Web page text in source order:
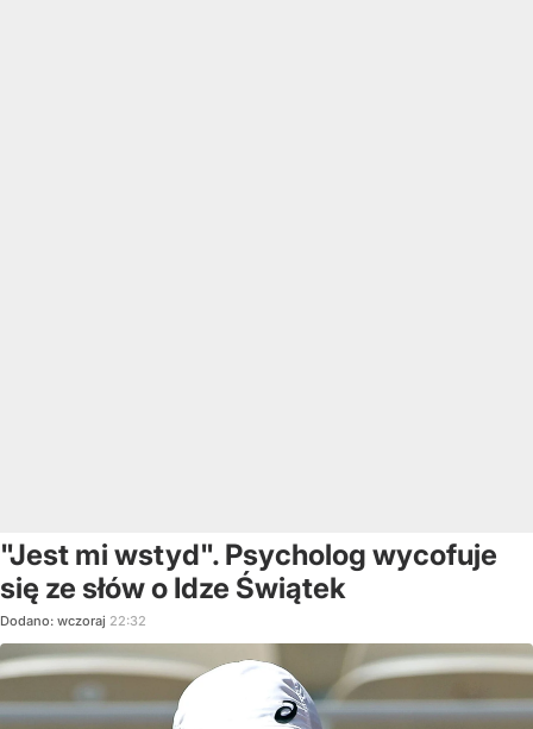
"Jest mi wstyd". Psycholog wycofuje
się ze słów o Idze Świątek
Dodano: wczoraj 22:32